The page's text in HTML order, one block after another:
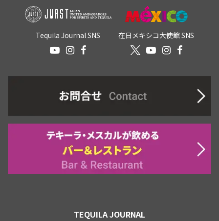
Tequila Journal SNS 在日メキシコ大使館 SNS
TEQUILA JOURNAL